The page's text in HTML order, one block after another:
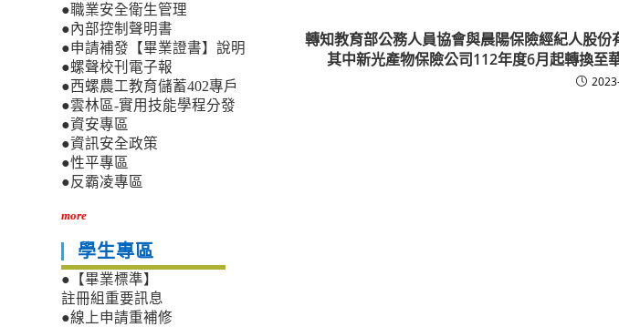
轉知教育部公務人員協會與晨陽保險經紀人股
其中新光產物保險公司112年度6月起轉換至
●職業安全衛生管理
●內部控制聲明書
●申請補發【畢業證書】說明
●螺聲校刊電子報
●西螺農工教育儲蓄402專戶
●雲林區-實用技能學程分發
●資安專區
●資訊安全政策
●性平專區
●反霸凌專區
more
學生專區
●【畢業標準】
註冊組重要訊息
●線上申請重補修